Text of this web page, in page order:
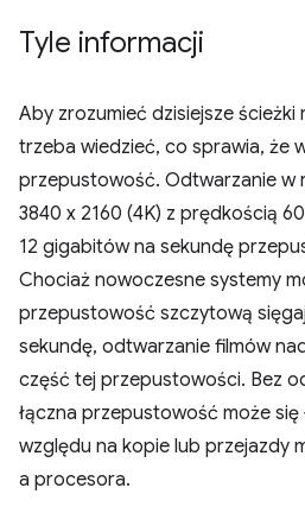
Tyle informacji
Aby zrozumieć dzisiejsze
trzeba wiedzieć, co sprawia, że
przepustowość. Odtwarzanie w
3840 x 2160 (4K) z prędkością
12 gigabitów na sekundę
Chociaż nowoczesne systemy
przepustowość szczytową
sekundę, odtwarzanie filmów
część tej przepustowości. Bez
łączna przepustowość może się
względu na kopie lub przejazdy
a procesora.